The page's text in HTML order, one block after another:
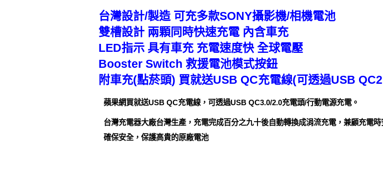
台灣設計/製造 可充多款SONY攝影機/相機電池
雙槽設計 兩顆同時快速充電 內含車充
LED指示 具有車充 充電速度快 全球電壓
Booster Switch 救援電池模式按鈕
附車充(點菸頭) 買就送USB QC充電線(可透過USB
蘋果網買就送USB QC充電線，可透過USB QC3.0/2.0充電頭/行動電源充電。
台灣充電器大廠台灣生產，充電完成百分之九十後自動轉換成涓流充電，兼顧充電
確保安全，保護高貴的原廠電池